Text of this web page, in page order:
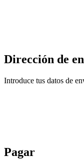
Dirección de
Introduce tus datos de
Pagar